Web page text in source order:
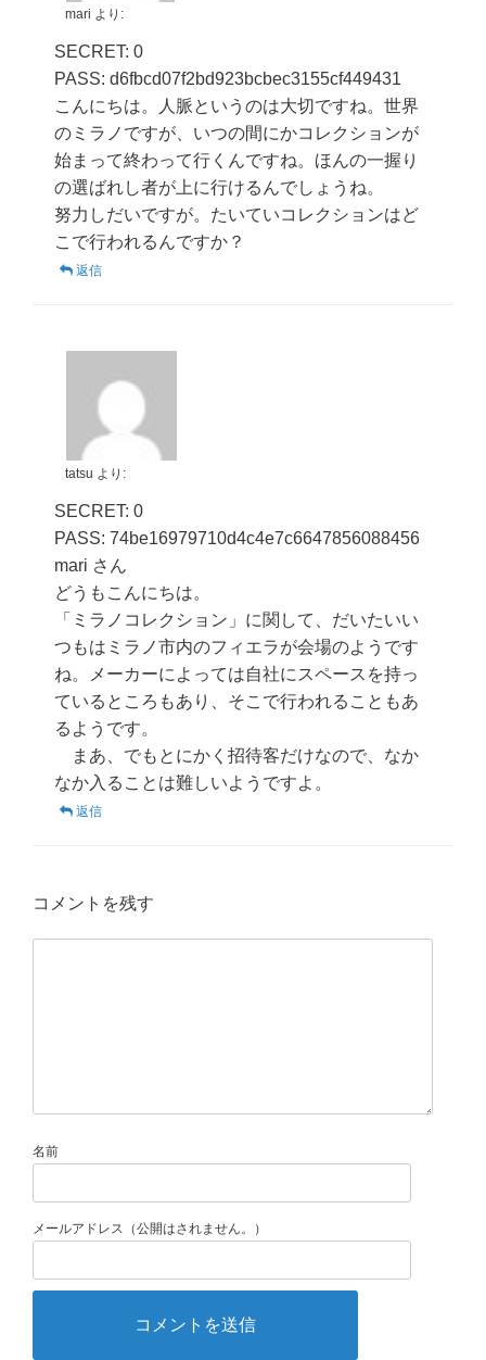
mari より:
SECRET: 0
PASS: d6fbcd07f2bd923bcbec3155cf449431
こんにちは。人脈というのは大切ですね。世界
のミラノですが、いつの間にかコレクションが
始まって終わって行くんですね。ほんの一握り
の選ばれし者が上に行けるんでしょうね。
努力しだいですが。たいていコレクションはど
こで行われるんですか？
返信
tatsu より:
SECRET: 0
PASS: 74be16979710d4c4e7c6647856088456
mari さん
どうもこんにちは。
「ミラノコレクション」に関して、だいたいい
つもはミラノ市内のフィエラが会場のようです
ね。メーカーによっては自社にスペースを持っ
ているところもあり、そこで行われることもあ
るようです。
まあ、でもとにかく招待客だけなので、なか
なか入ることは難しいようですよ。
返信
コメントを残す
名前
メールアドレス（公開はされません。）